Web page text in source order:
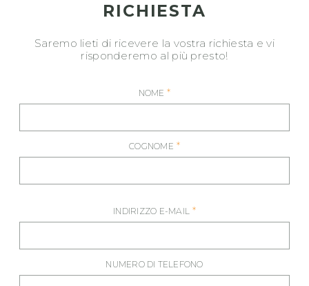
RICHIESTA
Saremo lieti di ricevere la vostra richiesta e vi
risponderemo al più presto!
NOME *
COGNOME *
INDIRIZZO E-MAIL *
NUMERO DI TELEFONO